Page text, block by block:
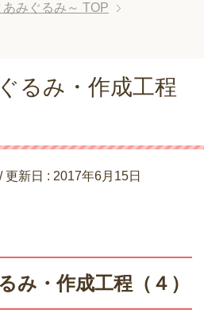
みぐるみ～ TOP
るみ・作成工程
/ 更新日 : 2017年6月15日
み・作成工程（４）